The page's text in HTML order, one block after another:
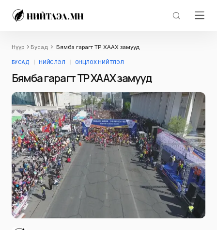
Нүүр Бусад Бямба гарагт ТҮР ХААХ замууд
БУСАД НИЙСЛЭЛ ОНЦЛОХ НИЙТЛЭЛ
Бямба гарагт ТҮР ХААХ замууд